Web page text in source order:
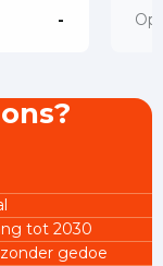
-
tot 2030
gedoe